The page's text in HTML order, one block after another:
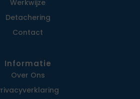
Werkwijze
Detachering
Contact
Informatie
Over Ons